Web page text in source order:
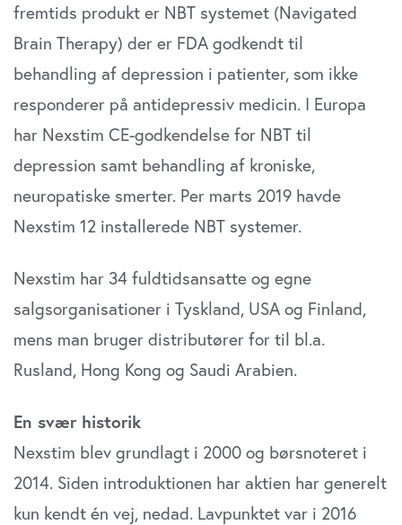
fremtids produkt er NBT systemet (Navigated
Brain Therapy) der er FDA godkendt til
behandling af depression i patienter, som ikke
responderer på antidepressiv medicin. I Europa
har Nexstim CE-godkendelse for NBT til
depression samt behandling af kroniske,
neuropatiske smerter. Per marts 2019 havde
Nexstim 12 installerede NBT systemer.
Nexstim har 34 fuldtidsansatte og egne
salgsorganisationer i Tyskland, USA og Finland,
mens man bruger distributører for til bl.a.
Rusland, Hong Kong og Saudi Arabien.
En svær historik
Nexstim blev grundlagt i 2000 og børsnoteret i
2014. Siden introduktionen har aktien har generelt
kun kendt én vej, nedad. Lavpunktet var i 2016